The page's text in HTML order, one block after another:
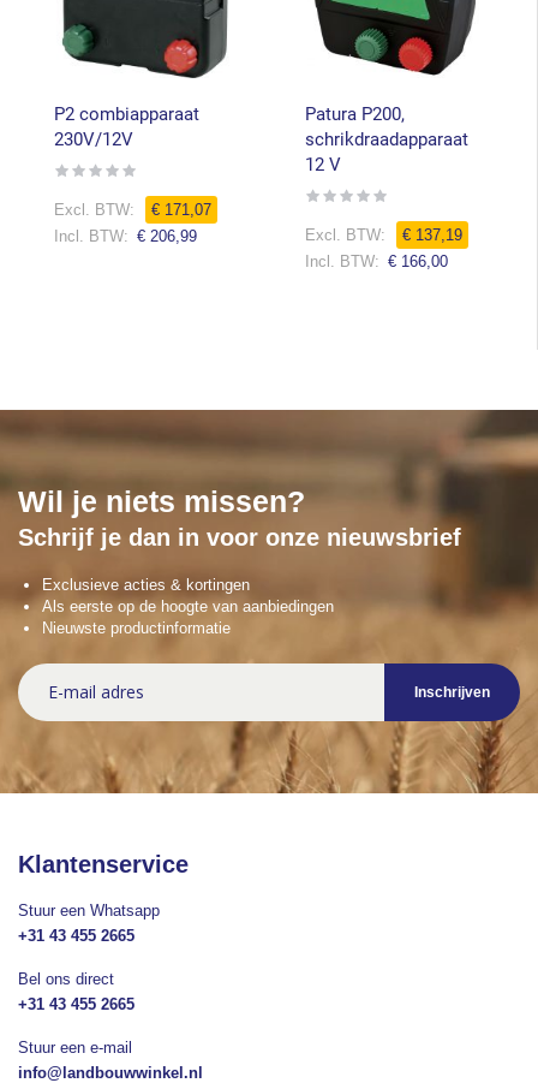
P2 combiapparaat
230V/12V
Rating:
€ 171,07
€ 206,99
Patura P200,
schrikdraadapparaat
12 V
Rating:
€ 137,19
€ 166,00
Wil je niets missen?
Schrijf je dan in voor onze nieuwsbrief
Exclusieve acties & kortingen
Als eerste op de hoogte van aanbiedingen
Nieuwste productinformatie
Abonneer
u
op
Inschrijven
Klantenservice
Stuur een Whatsapp
+31 43 455 2665
Bel ons direct
+31 43 455 2665
Stuur een e-mail
info@landbouwwinkel.nl